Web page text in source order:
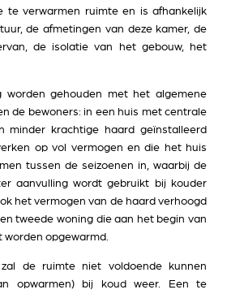
te verwarmen ruimte en is afhankelijk
de afmetingen van deze kamer, de
de isolatie van het gebouw, het
worden gehouden met het algemene
de bewoners: in een huis met centrale
minder krachtige haard geïnstalleerd
op vol vermogen en die het huis
tussen de seizoenen in, waarbij de
aanvulling wordt gebruikt bij kouder
het vermogen van de haard verhoogd
tweede woning die aan het begin van
opgewarmd.
de ruimte niet voldoende kunnen
opwarmen) bij koud weer. Een te